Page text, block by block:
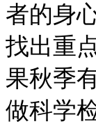
者的身
找出重
果秋季
做科学